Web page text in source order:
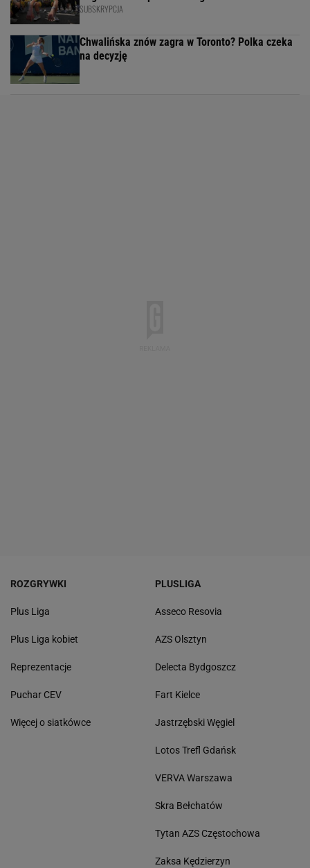
SUBSKRYPCJA
Chwalińska znów zagra w Toronto? Polka czeka
na decyzję
ROZGRYWKI
Plus Liga
Plus Liga kobiet
Reprezentacje
Puchar CEV
Więcej o siatkówce
PLUSLIGA
Asseco Resovia
AZS Olsztyn
Delecta Bydgoszcz
Fart Kielce
Jastrzębski Węgiel
Lotos Trefl Gdańsk
VERVA Warszawa
Skra Bełchatów
Tytan AZS Częstochowa
Zaksa Kędzierzyn